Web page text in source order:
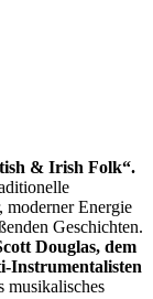
& Irish Folk“.
moderner Energie
Geschichten.
Douglas, dem
Instrumentalisten
musikalisches